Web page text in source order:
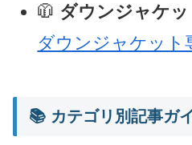
🧥 ダウンジャケ
ダウンジャケット
📚 カテゴリ別記事ガ